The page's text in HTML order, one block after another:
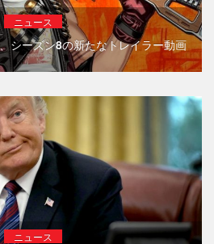
ニュース
シーズン8の新たなトレイラー動画
ニュース